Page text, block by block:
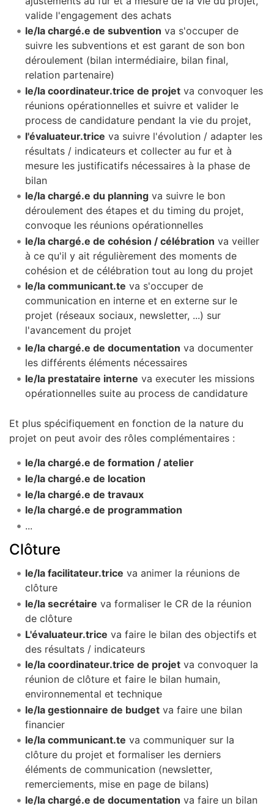
valide l'engagement des achats
le/la chargé.e de subvention va s'occuper de
suivre les subventions et est garant de son bon
déroulement (bilan intermédiaire, bilan final,
relation partenaire)
le/la coordinateur.trice de projetva convoquer les
réunions opérationnelles et suivre et valider le
process de candidature pendant la vie du projet,
l'évaluateur.trice va suivre l'évolution / adapter les
résultats / indicateurs et collecter au fur et à
mesure les justificatifs nécessaires à la phase de
bilan
le/la chargé.e du planningva suivre le bon
déroulement des étapes et du timing du projet,
convoque les réunions opérationnelles
le/la chargé.e de cohésion / célébration va veiller
à ce qu'il y ait régulièrement des moments de
cohésion et de célébration tout au long du projet
le/la communicant.te va s'occuper de
communication en interne et en externe sur le
projet (réseaux sociaux, newsletter, ...) sur
l'avancement du projet
le/la chargé.e de documentation va documenter
les différents éléments nécessaires
le/la prestataire interne va executer les missions
opérationnelles suite au process de candidature
Et plus spécifiquement en fonction de la nature du
projet on peut avoir des rôles complémentaires :
le/la chargé.e de formation / atelier
le/la chargé.e de location
le/la chargé.e de travaux
le/la chargé.e de programmation
...
Clôture
le/la facilitateur.trice va animer la réunions de
clôture
le/la secrétaire va formaliser le CR de la réunion
de clôture
L'évaluateur.trice va faire le bilan des objectifs et
des résultats / indicateurs
le/la coordinateur.trice de projetva convoquer la
réunion de clôture et faire le bilan humain,
environnemental et technique
le/la gestionnaire de budgetva faire une bilan
financier
le/la communicant.te va communiquer sur la
clôture du projet et formaliser les derniers
éléments de communication (newsletter,
remerciements, mise en page de bilans)
le/la chargé.e de documentation va faire un bilan